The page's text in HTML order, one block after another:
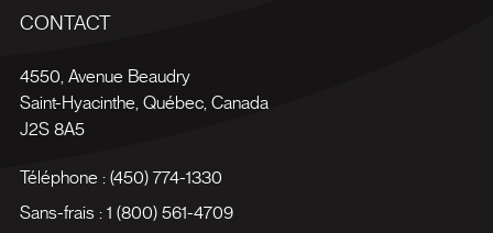
CONTACT
4550, Avenue Beaudry
Saint-Hyacinthe Québec, Canada
J2S 8A5
Téléphone : (450) 774-1330
Sans-frais : 1 (800) 561-4709